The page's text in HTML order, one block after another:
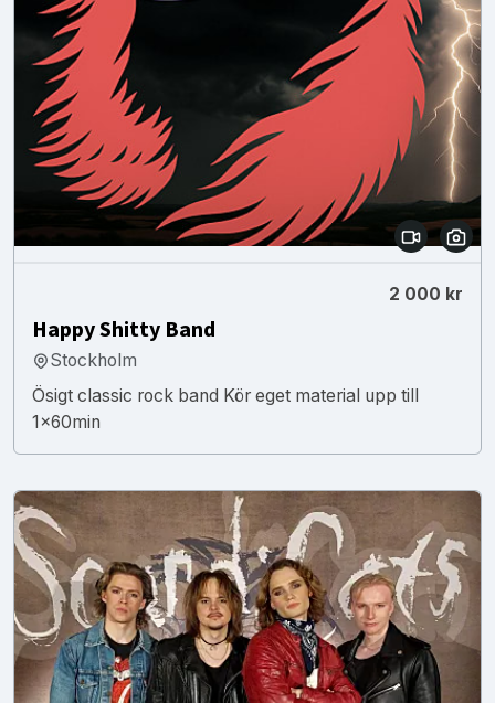
2 000 kr
Happy Shitty Band
Stockholm
Ösigt classic rock band Kör eget material upp till
1x60min